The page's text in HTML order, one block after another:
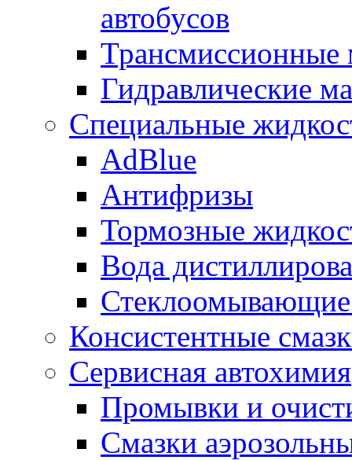
автобусов
Трансмиссионные
Гидравлические
Специальные
AdBlue
Антифризы
Тормозные
Вода
Консистентные
Сервисная автохимия
Промывки и
Смазки